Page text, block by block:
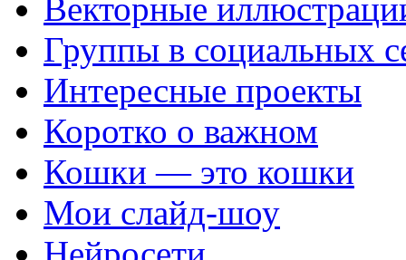
Векторные
Группы в социальных
Интересные проекты
Коротко о важном
Кошки — это кошки
Мои слайд-шоу